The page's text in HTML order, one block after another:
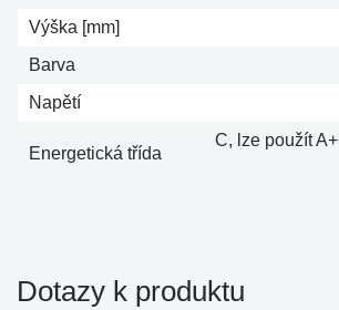
Výška [mm]
Barva
Napětí
Energetická třída
C, lze použít
Dotazy k produktu